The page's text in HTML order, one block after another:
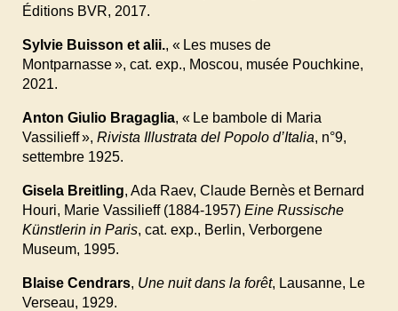
Éditions BVR, 2017.
Sylvie Buisson et alii., « Les muses de
Montparnasse », cat. exp., Moscou, musée Pouchkine,
2021.
Anton Giulio Bragaglia, « Le bambole di Maria
Vassilieff », Rivista Illustrata del Popolo d’Italia, n°9,
settembre 1925.
Gisela Breitling, Ada Raev, Claude Bernès et Bernard
Houri, Marie Vassilieff (1884-1957) Eine Russische
Künstlerin in Paris, cat. exp., Berlin, Verborgene
Museum, 1995.
Blaise Cendrars, Une nuit dans la forêt, Lausanne, Le
Verseau, 1929.